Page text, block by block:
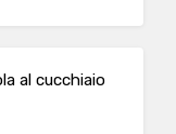
al cucchiaio